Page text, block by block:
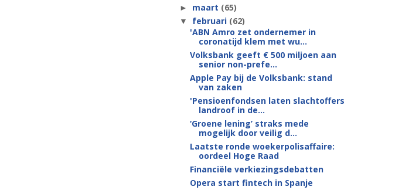
► maart (65)
▼ februari (62)
'ABN Amro zet ondernemer in
coronatijd klem met wu...
Volksbank geeft € 500 miljoen aan
senior non-prefe...
Apple Pay bij de Volksbank: stand
van zaken
'Pensioenfondsen laten slachtoffers
landroof in de...
‘Groene lening’ straks mede
mogelijk door veilig d...
Laatste ronde woekerpolisaffaire:
oordeel Hoge Raad
Financiële verkiezingsdebatten
Opera start fintech in Spanje